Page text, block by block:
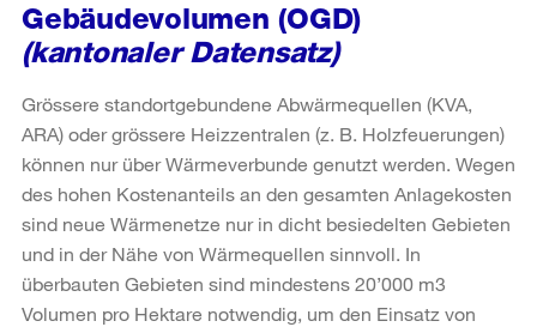
Gebäudevolumen (OGD)
(kantonaler Datensatz)
Grössere standortgebundene Abwärmequellen (KVA,
ARA) oder grössere Heizzentralen (z. B. Holzfeuerungen)
können nur über Wärmeverbunde genutzt werden. Wegen
des hohen Kostenanteils an den gesamten Anlagekosten
sind neue Wärmenetze nur in dicht besiedelten Gebieten
und in der Nähe von Wärmequellen sinnvoll. In
überbauten Gebieten sind mindestens 20’000 m3
Volumen pro Hektare notwendig, um den Einsatz von